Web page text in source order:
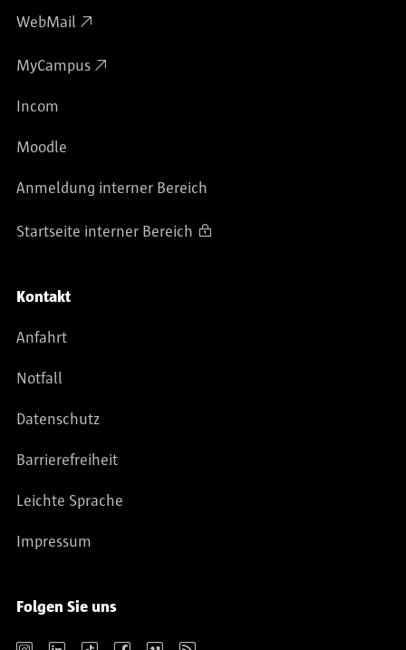
WebMail
MyCampus
Incom
Moodle
Anmeldung interner Bereich
Startseite interner Bereich
Kontakt
Anfahrt
Notfall
Datenschutz
Barrierefreiheit
Leichte Sprache
Impressum
Folgen Sie uns